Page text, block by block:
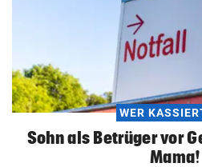
WER
Sohn als Betrüger vor